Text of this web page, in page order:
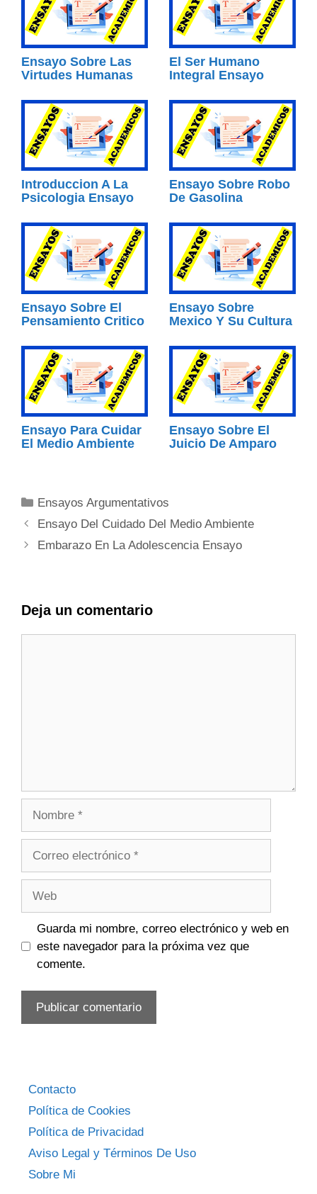
Ensayo Sobre Las
Virtudes Humanas
El Ser Humano
Integral Ensayo
Introduccion A La
Psicologia Ensayo
Ensayo Sobre Robo
De Gasolina
Ensayo Sobre El
Pensamiento Critico
Ensayo Sobre
Mexico Y Su Cultura
Ensayo Para Cuidar
El Medio Ambiente
Ensayo Sobre El
Juicio De Amparo
Categorías
Ensayos Argumentativos
Ensayo Del Cuidado Del Medio Ambiente
Embarazo En La Adolescencia Ensayo
Deja un comentario
Guarda mi nombre, correo electrónico y web en
este navegador para la próxima vez que
comente.
Contacto
Política de Cookies
Política de Privacidad
Aviso Legal y Términos De Uso
Sobre Mi